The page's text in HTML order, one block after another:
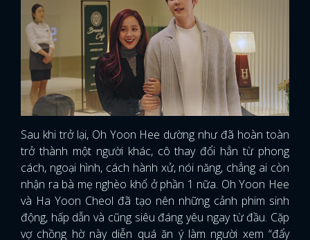
Sau khi trở lại, Oh Yoon Hee dường như đã hoàn toàn
trở thành một người khác, cô thay đổi hẳn từ phong
cách, ngoại hình, cách hành xử, nói năng, chẳng ai còn
nhận ra bà mẹ nghèo khổ ở phần 1 nữa. Oh Yoon Hee
và Ha Yoon Cheol đã tạo nên những cảnh phim sinh
động, hấp dẫn và cũng siêu đáng yêu ngay từ đầu. Cặp
vợ chồng hờ này diễn quá ăn ý làm người xem “đẩy